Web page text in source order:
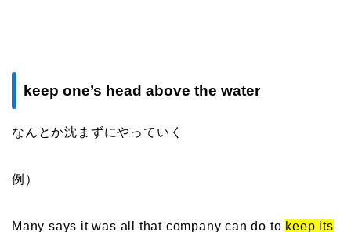
keep one’s head above the water
なんとか沈まずにやっていく
例）
Many says it was all that company can do to keep its